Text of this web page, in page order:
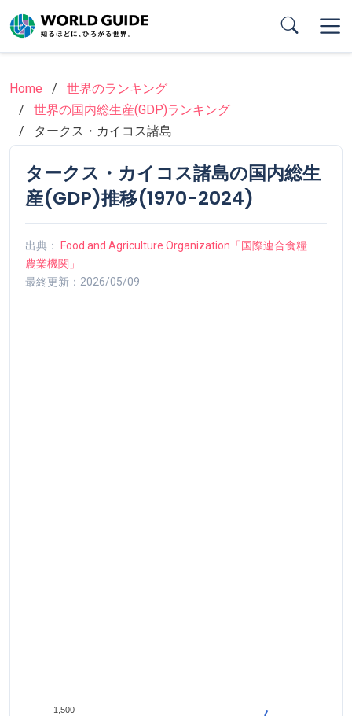
to
main
Home
世界のランキング
世界の国内総生産(GDP)ランキング
タークス・カイコス諸島
タークス・カイコス諸島の国内総生
産(GDP)推移(1970-2024)
出典：
Food and Agriculture Organization「国際連合食糧
農業機関」
最終更新：2026/05/09
1,500